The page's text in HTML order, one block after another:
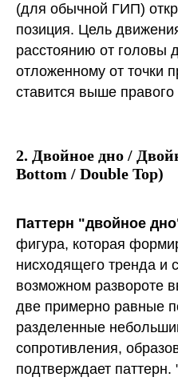
(для обычной ГИП)
позиция. Цель
расстоянию от головы
отложенному от точки
ставится выше правого
2. Двойное дно /
Bottom / Double Top)
Паттерн "двойное
фигура, которая
нисходящего тренда и
возможном развороте
две примерно равные
разделенные
сопротивления,
подтверждает